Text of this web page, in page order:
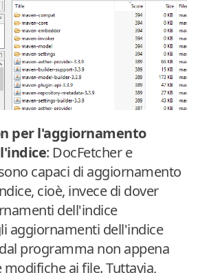
per l'aggiornamento
: DocFetcher e
capaci di aggiornamento
cioè, invece di dover
dell'indice
aggiornamenti dell'indice
programma non appena
ai file. Tuttavia,